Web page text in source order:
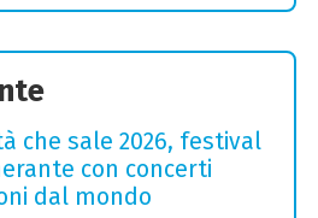
che sale 2026, festival
con concerti
dal mondo